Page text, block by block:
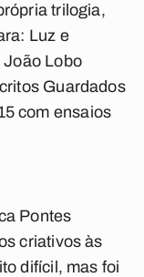
trilogia,
Luz e
João Lobo
Guardados
com ensaios
Pontes
criativos às
difícil, mas foi